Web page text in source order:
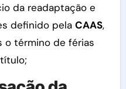
da readaptação e
definido pela CAAS,
o término de férias